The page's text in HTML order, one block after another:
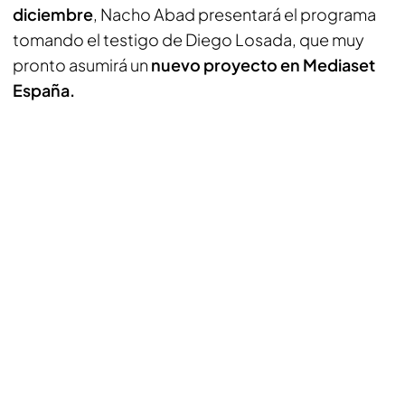
diciembre, Nacho Abad presentará el programa
tomando el testigo de Diego Losada, que muy
pronto asumirá un nuevo proyecto en Mediaset
España.